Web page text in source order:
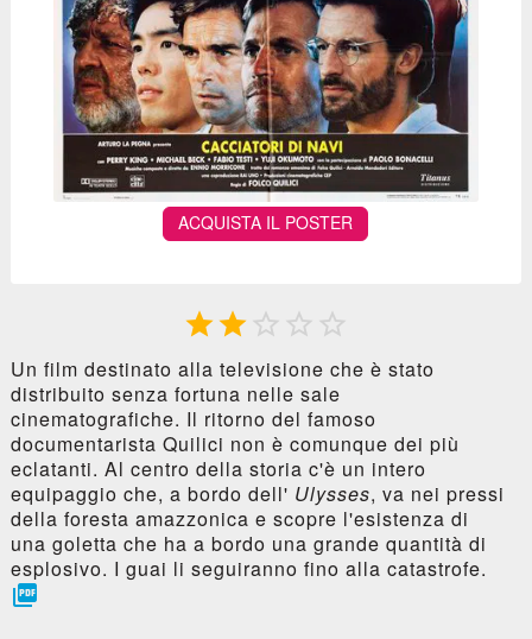
ACQUISTA IL POSTER
   
Un film destinato alla televisione che è stato
distribuito senza fortuna nelle sale
cinematografiche. Il ritorno del famoso
documentarista Quilici non è comunque dei più
eclatanti. Al centro della storia c'è un intero
equipaggio che, a bordo dell' Ulysses, va nei pressi
della foresta amazzonica e scopre l'esistenza di
una goletta che ha a bordo una grande quantità di
esplosivo. I guai li seguiranno fino alla catastrofe.
